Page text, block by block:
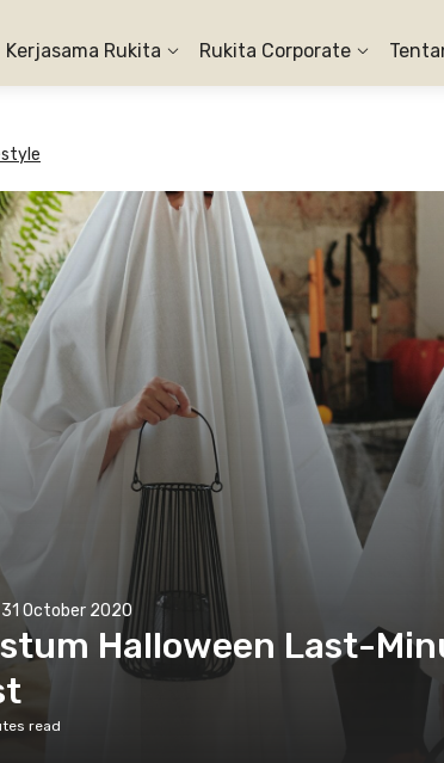
Kerjasama Rukita Rukita Corporate
31 October 2020
Halloween Last-
read